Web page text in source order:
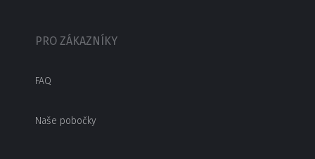
PRO ZÁKAZNÍKY
FAQ
Naše pobočky